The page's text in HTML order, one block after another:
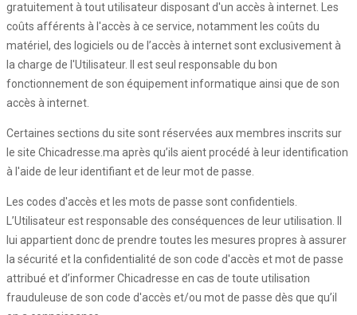
gratuitement à tout utilisateur disposant d'un accès à internet. Les
coûts afférents à l'accès à ce service, notamment les coûts du
matériel, des logiciels ou de l’accès à internet sont exclusivement à
la charge de l'Utilisateur. Il est seul responsable du bon
fonctionnement de son équipement informatique ainsi que de son
accès à internet.
Certaines sections du site sont réservées aux membres inscrits sur
le site Chicadresse.ma après qu’ils aient procédé à leur identification
à l'aide de leur identifiant et de leur mot de passe.
Les codes d'accès et les mots de passe sont confidentiels.
L’Utilisateur est responsable des conséquences de leur utilisation. Il
lui appartient donc de prendre toutes les mesures propres à assurer
la sécurité et la confidentialité de son code d'accès et mot de passe
attribué et d’informer Chicadresse en cas de toute utilisation
frauduleuse de son code d'accès et/ou mot de passe dès que qu’il